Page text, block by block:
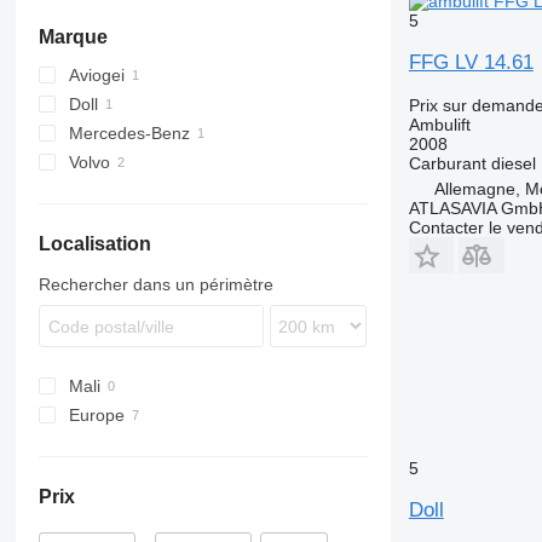
Marque
Aviogei
Doll
Mercedes-Benz
MB
Volvo
Localisation
Rechercher dans un périmètre
Mali
Europe
Belgique
Prix
5
FFG LV 14.61
Prix sur
Ambulift
2008
Carburant diesel
Allemagne,
ATLASAVIA
Contacter le
5
Doll